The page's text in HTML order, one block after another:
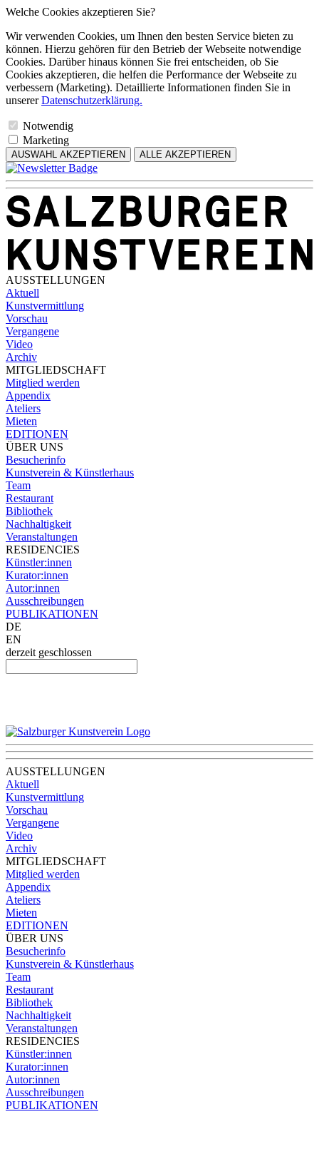
Welche Cookies akzeptieren Sie?
Wir verwenden Cookies, um Ihnen den besten Service bieten zu
können. Hierzu gehören für den Betrieb der Webseite notwendige
Cookies. Darüber hinaus können Sie frei entscheiden, ob Sie
Cookies akzeptieren, die helfen die Performance der Webseite zu
verbessern (Marketing). Detaillierte Informationen finden Sie in
unsererDatenschutzerklärung.
Notwendig
Marketing
AUSWAHL AKZEPTIEREN ALLE AKZEPTIEREN
AUSSTELLUNGEN
Aktuell
Kunstvermittlung
Vorschau
Vergangene
Video
Archiv
MITGLIEDSCHAFT
Mitglied werden
Appendix
Ateliers
Mieten
EDITIONEN
ÜBER UNS
Besucherinfo
Kunstverein & Künstlerhaus
Team
Restaurant
Bibliothek
Nachhaltigkeit
Veranstaltungen
RESIDENCIES
Künstler:innen
Kurator:innen
Autor:innen
Ausschreibungen
PUBLIKATIONEN
DE
EN
derzeit geschlossen
AUSSTELLUNGEN
Aktuell
Kunstvermittlung
Vorschau
Vergangene
Video
Archiv
MITGLIEDSCHAFT
Mitglied werden
Appendix
Ateliers
Mieten
EDITIONEN
ÜBER UNS
Besucherinfo
Kunstverein & Künstlerhaus
Team
Restaurant
Bibliothek
Nachhaltigkeit
Veranstaltungen
RESIDENCIES
Künstler:innen
Kurator:innen
Autor:innen
Ausschreibungen
PUBLIKATIONEN